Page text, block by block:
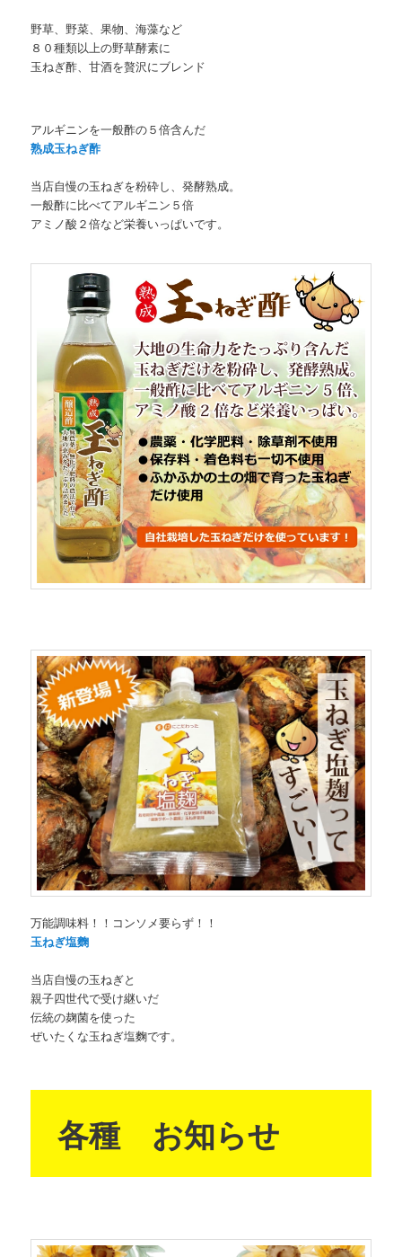
野草、野菜、果物、海藻など
８０種類以上の野草酵素に
玉ねぎ酢、甘酒を贅沢にブレンド
アルギニンを一般酢の５倍含んだ
熟成玉ねぎ酢
当店自慢の玉ねぎを粉砕し、発酵熟成。
一般酢に比べてアルギニン５倍
アミノ酸２倍など栄養いっぱいです。
万能調味料！！コンソメ要らず！！
玉ねぎ塩麴
当店自慢の玉ねぎと
親子四世代で受け継いだ
伝統の麹菌を使った
ぜいたくな玉ねぎ塩麴です。
各種 お知らせ